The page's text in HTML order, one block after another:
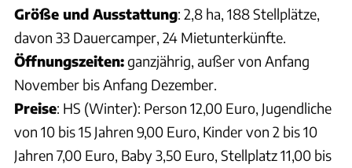
Größe und Ausstattung: 2,8 ha, 188 Stellplätze,
davon 33 Dauercamper, 24 Mietunterkünfte.
Öffnungszeiten:ganzjährig, außer von Anfang
November bis Anfang Dezember.
Preise: HS (Winter): Person 12,00 Euro, Jugendliche
von 10 bis 15 Jahren 9,00 Euro, Kinder von 2 bis 10
Jahren 7,00 Euro, Baby 3,50 Euro, Stellplatz 11,00 bis